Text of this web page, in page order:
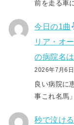
前を走る車
今日の1曲
リア・オ
の病院名
2026年7月6日
良い病院に
事これ名馬
秒で泣け